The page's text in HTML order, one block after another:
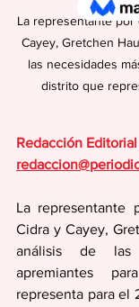
La representante
Cayey, Gretchen
las necesidades
distrito que
Redacción
La
Cidra y Cayey,
análisis de las
apremiantes
representa para el